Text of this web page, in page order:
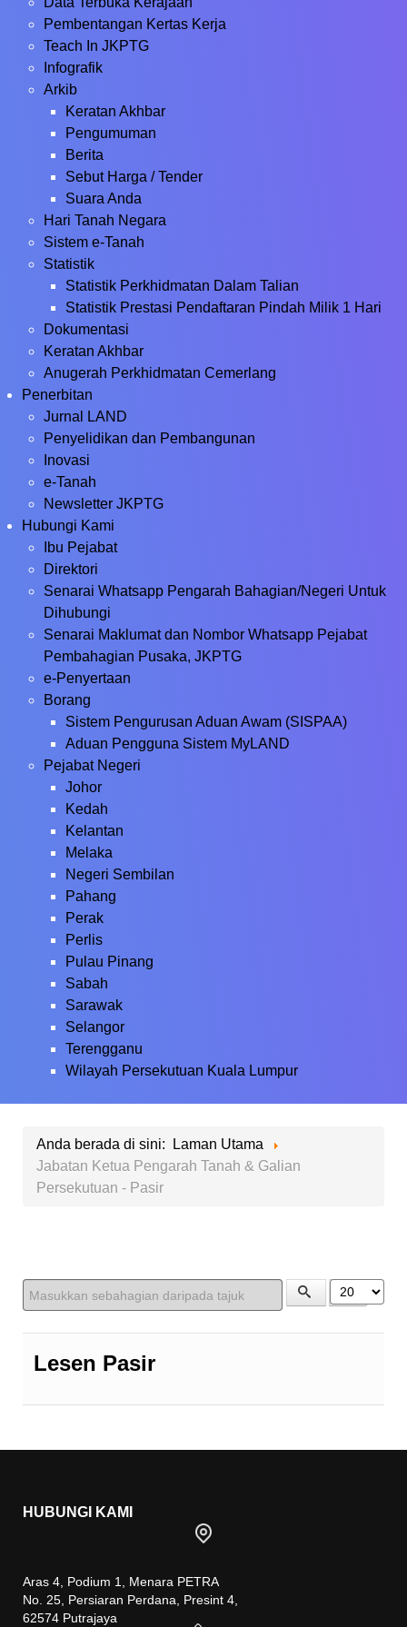
Pembentangan Kertas Kerja
Teach In JKPTG
Infografik
Arkib
Keratan Akhbar
Pengumuman
Berita
Sebut Harga / Tender
Suara Anda
Hari Tanah Negara
Sistem e-Tanah
Statistik
Statistik Perkhidmatan Dalam Talian
Statistik Prestasi Pendaftaran Pindah Milik 1 Hari
Dokumentasi
Keratan Akhbar
Anugerah Perkhidmatan Cemerlang
Penerbitan
Jurnal LAND
Penyelidikan dan Pembangunan
Inovasi
e-Tanah
Newsletter JKPTG
Hubungi Kami
Ibu Pejabat
Direktori
Senarai Whatsapp Pengarah Bahagian/Negeri Untuk
Dihubungi
Senarai Maklumat dan Nombor Whatsapp Pejabat
Pembahagian Pusaka, JKPTG
e-Penyertaan
Borang
Sistem Pengurusan Aduan Awam (SISPAA)
Aduan Pengguna Sistem MyLAND
Pejabat Negeri
Johor
Kedah
Kelantan
Melaka
Negeri Sembilan
Pahang
Perak
Perlis
Pulau Pinang
Sabah
Sarawak
Selangor
Terengganu
Wilayah Persekutuan Kuala Lumpur
Anda berada di sini:
Laman Utama
Jabatan Ketua Pengarah Tanah & Galian
Persekutuan - Pasir
Masukkan sebahagian daripada tajuk Papar #
Lesen Pasir
HUBUNGI KAMI
Aras 4, Podium 1, Menara PETRA
No. 25, Persiaran Perdana, Presint 4,
62574 Putrajaya